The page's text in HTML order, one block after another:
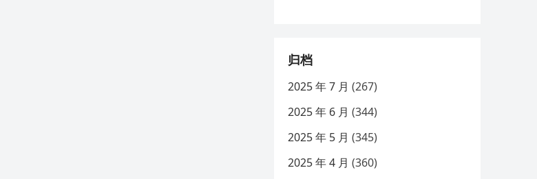
归档
2025 年 7 月 (267)
2025 年 6 月 (344)
2025 年 5 月 (345)
2025 年 4 月 (360)